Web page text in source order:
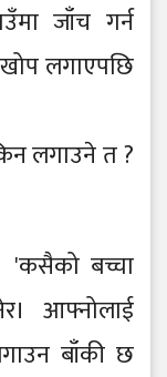
जाँच गर्न
लगाएपछि
लगाउने त ?
'कसैको बच्चा
आफ्नोलाई
बाँकी छ